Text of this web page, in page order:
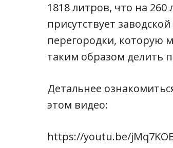
1818 литров, что на
присутствует
перегородки,
таким образом делить
Детальнее
этом видео:
https://youtu.be/